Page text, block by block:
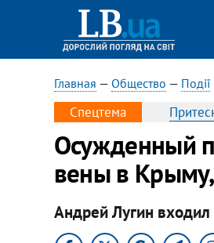
Главная — Общество — Події
Спецтема
Осужденный
вены в
Андрей Лугин входил